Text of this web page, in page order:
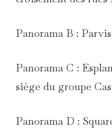
Panorama B :
Panorama C :
siège du groupe
Panorama D :